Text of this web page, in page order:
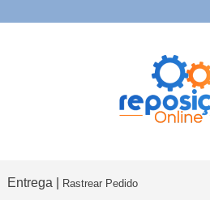
Entrega | Rastrear Pedido